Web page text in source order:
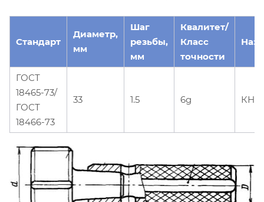
Стандарт
Диаметр,
мм
Шаг
резьбы,
мм
Квалитет/
Класс
точности
ГОСТ
18465-73/
ГОСТ
18466-73
33 1.5 6g